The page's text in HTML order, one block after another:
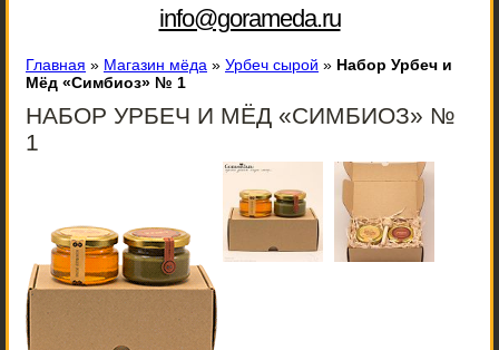
info@gorameda.ru
Главная » Магазин мёда » Урбеч сырой » Набор Урбеч и
Мёд «Симбиоз» № 1
НАБОР УРБЕЧ И МЁД «СИМБИОЗ» №
1